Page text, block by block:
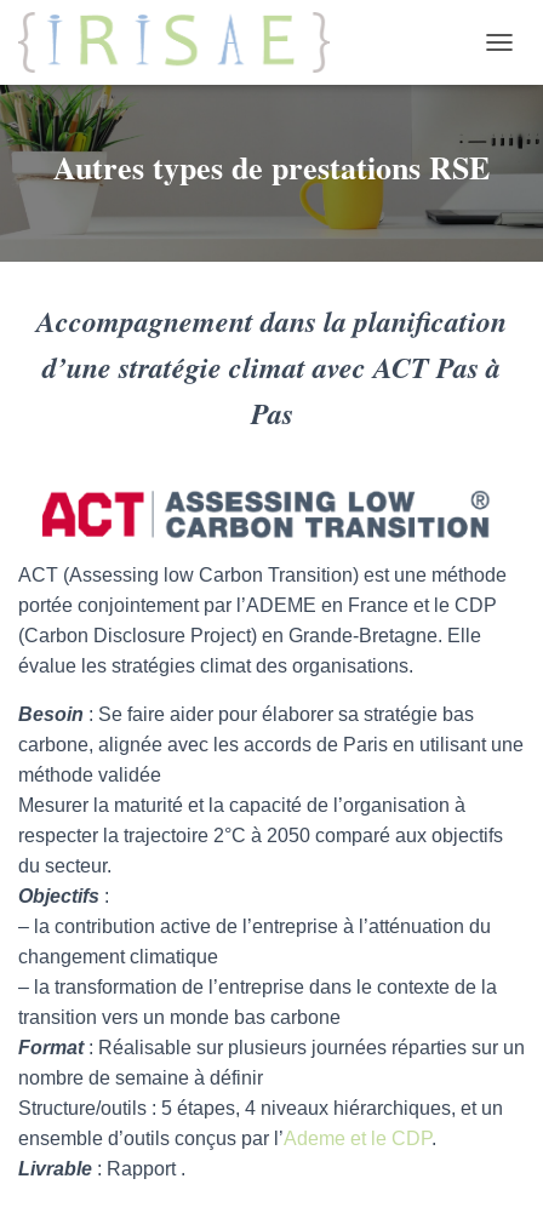
Autres types de prestations RSE
Accompagnement dans la planification
d’une stratégie climat avec ACT Pas à
Pas
ACT (Assessing low Carbon Transition) est une méthode
portée conjointement par l’ADEME en France et le CDP
(Carbon Disclosure Project) en Grande-Bretagne. Elle
évalue les stratégies climat des organisations.
Besoin : Se faire aider pour élaborer sa stratégie bas
carbone, alignée avec les accords de Paris en utilisant une
méthode validée
Mesurer la maturité et la capacité de l’organisation à
respecter la trajectoire 2°C à 2050 comparé aux objectifs
du secteur.
Objectifs :
– la contribution active de l’entreprise à l’atténuation du
changement climatique
– la transformation de l’entreprise dans le contexte de la
transition vers un monde bas carbone
Format : Réalisable sur plusieurs journées réparties sur un
nombre de semaine à définir
Structure/outils : 5 étapes, 4 niveaux hiérarchiques, et un
ensemble d’outils conçus par l’Ademe et le CDP.
Livrable : Rapport .